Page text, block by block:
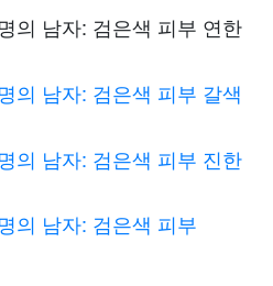
의 남자: 검은색 피부 연한
의 남자: 검은색 피부 갈색
의 남자: 검은색 피부 진한
의 남자: 검은색 피부